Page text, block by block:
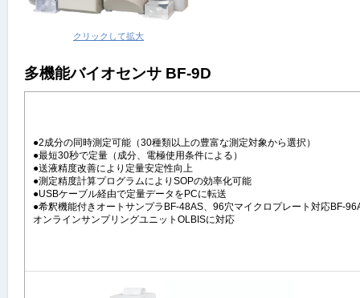
クリックして拡大
多機能バイオセンサ BF-9D
●2成分の同時測定可能（30種類以上の豊富な測定対象から選択）
●最短30秒で定量（成分、電極使用条件による）
●送液精度改善により定量安定性向上
●測定精度計算プログラムによりSOPの効率化可能
●USBケーブル経由で定量データをPCに転送
●希釈機能付きオートサンプラBF-48AS、96穴マイクロプレート対応BF-
オンラインサンプリングユニットOLBISに対応